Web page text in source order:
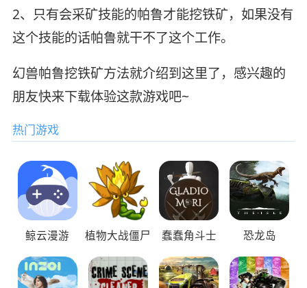
2、只有会采矿技能的帕鲁才能挖铁矿，如果没有
这个技能的话帕鲁就干不了这个工作。
幻兽帕鲁挖铁矿方法就介绍到这里了，感兴趣的
朋友快来下载体验这款游戏吧~
热门游戏
鲸云漫游 植物大战僵尸 蠢蠢角斗士 恐龙岛